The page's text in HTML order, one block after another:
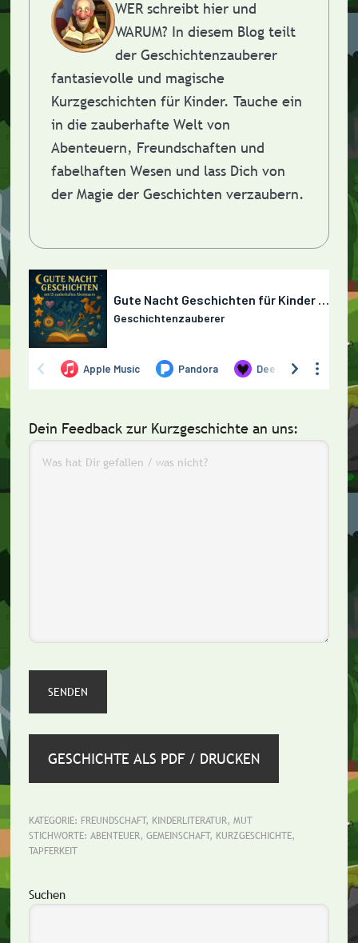
WER schreibt hier und
WARUM? In diesem Blog teilt
der Geschichtenzauberer
fantasievolle und magische
Kurzgeschichten für Kinder. Tauche ein
in die zauberhafte Welt von
Abenteuern, Freundschaften und
fabelhaften Wesen und lass Dich von
der Magie der Geschichten verzaubern.
Dein Feedback zur Kurzgeschichte an uns:
GESCHICHTE ALS PDF / DRUCKEN
KATEGORIE: FREUNDSCHAFT, KINDERLITERATUR, MUT
STICHWORTE: ABENTEUER, GEMEINSCHAFT, KURZGESCHICHTE,
TAPFERKEIT
Seitenspalte
Suchen